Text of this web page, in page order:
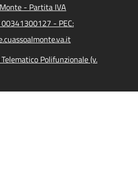
- Partita IVA
- PEC:
Polifunzionale (v.